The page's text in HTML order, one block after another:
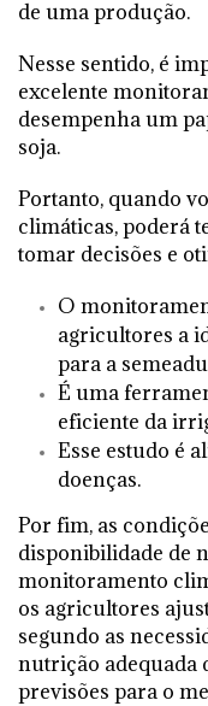
de uma produção.
Nesse sentido, é
excelente
desempenha um
soja.
Portanto, quando
climáticas, poderá
tomar decisões e
O
agricultores a
para a
É uma
eficiente da
Esse estudo é
doenças.
Por fim, as
disponibilidade de
monitoramento
os agricultores
segundo as
nutrição adequada
previsões para o